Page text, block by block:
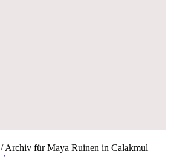
/Archiv für Maya Ruinen in Calakmul